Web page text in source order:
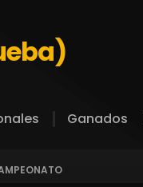
Ganados